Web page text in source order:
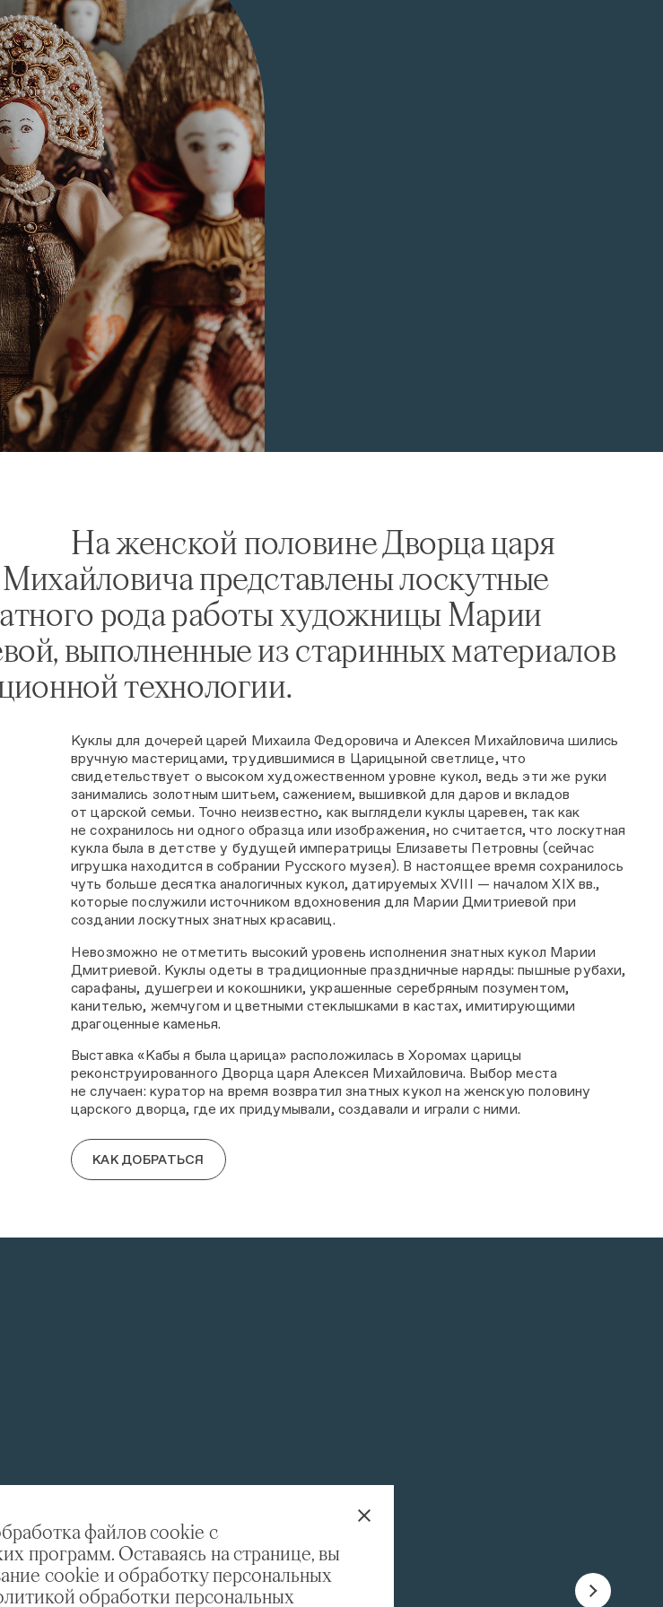
файлов cookie с
программ. Оставаясь на странице, вы
cookie и обработку персональных
обработки персональных
На женской половине Дворца царя
представлены лоскутные
рода работы художницы Марии
выполненные из старинных материалов
технологии.
Куклы для дочерей царей Михаила Федоровича и Алексея Михайловича шились
вручную мастерицами, трудившимися в Царицыной светлице, что
свидетельствует о высоком художественном уровне кукол, ведь эти же руки
занимались золотным шитьем, сажением, вышивкой для даров и вкладов
от царской семьи. Точно неизвестно, как выглядели куклы царевен, так как
не сохранилось ни одного образца или изображения, но считается, что лоскутная
кукла была в детстве у будущей императрицы Елизаветы Петровны (сейчас
игрушка находится в собрании Русского музея). В настоящее время сохранилось
чуть больше десятка аналогичных кукол, датируемых XVIII — началом XIX вв.,
которые послужили источником вдохновения для Марии Дмитриевой при
создании лоскутных знатных красавиц.
Невозможно не отметить высокий уровень исполнения знатных кукол Марии
Дмитриевой. Куклы одеты в традиционные праздничные наряды: пышные рубахи,
сарафаны, душегреи и кокошники, украшенные серебряным позументом,
канителью, жемчугом и цветными стеклышками в кастах, имитирующими
драгоценные каменья.
Выставка «Кабы я была царица» расположилась в Хоромах царицы
реконструированного Дворца царя Алексея Михайловича. Выбор места
не случаен: куратор на время возвратил знатных кукол на женскую половину
царского дворца, где их придумывали, создавали и играли с ними.
КАК ДОБРАТЬСЯ